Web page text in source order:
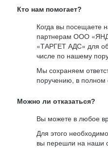
Кто нам помогает?
Когда вы
партнерам ООО
«ТАРГЕТ АДС» для
числе по нашему
Мы сохраняем
поручению, в
Можно ли отказаться?
Вы можете в любое
Для этого
вы перешли на наши